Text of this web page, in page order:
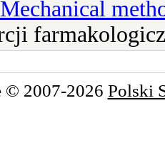
© 2007-2026 Polski